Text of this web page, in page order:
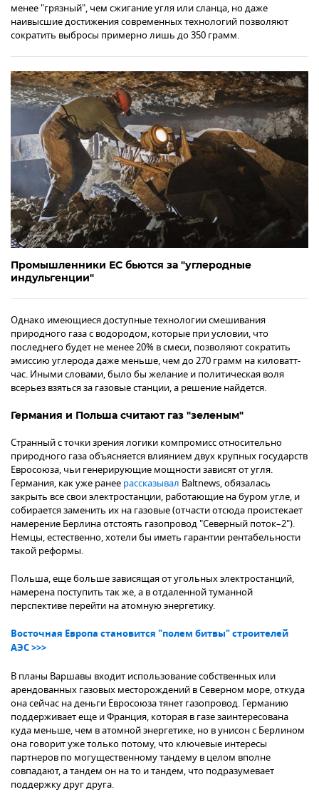
менее "грязный", чем сжигание угля или сланца, но даже
наивысшие достижения современных технологий позволяют
сократить выбросы примерно лишь до 350 грамм.
Промышленники ЕС бьются за "углеродные
индульгенции"
Однако имеющиеся доступные технологии смешивания
природного газа с водородом, которые при условии, что
последнего будет не менее 20% в смеси, позволяют сократить
эмиссию углерода даже меньше, чем до 270 грамм на киловатт-
час. Иными словами, было бы желание и политическая воля
всерьез взяться за газовые станции, а решение найдется.
Германия и Польша считают газ "зеленым"
Странный с точки зрения логики компромисс относительно
природного газа объясняется влиянием двух крупных государств
Евросоюза, чьи генерирующие мощности зависят от угля.
Германия, как уже ранее рассказывал Baltnews, обязалась
закрыть все свои электростанции, работающие на буром угле, и
собирается заменить их на газовые (отчасти отсюда проистекает
намерение Берлина отстоять газопровод "Северный поток–2").
Немцы, естественно, хотели бы иметь гарантии рентабельности
такой реформы.
Польша, еще больше зависящая от угольных электростанций,
намерена поступить так же, а в отдаленной туманной
перспективе перейти на атомную энергетику.
Восточная Европа становится "полем битвы" строителей
АЭС >>>
В планы Варшавы входит использование собственных или
арендованных газовых месторождений в Северном море, откуда
она сейчас на деньги Евросоюза тянет газопровод. Германию
поддерживает еще и Франция, которая в газе заинтересована
куда меньше, чем в атомной энергетике, но в унисон с Берлином
она говорит уже только потому, что ключевые интересы
партнеров по могущественному тандему в целом вполне
совпадают, а тандем он на то и тандем, что подразумевает
поддержку друг друга.